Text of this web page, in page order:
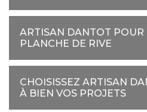
ARTISAN DANTOT
PLANCHE DE RIVE
CHOISISSEZ ARTISAN
À BIEN VOS PROJETS